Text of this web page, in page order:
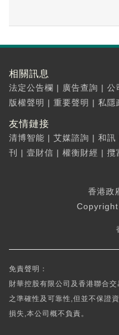
相關訊息
法定公告欄 | 廣告查詢 | 公
版權聲明 | 重要聲明 | 私隱
友情鏈接
清博智能 | 艾媒諮詢 | 和訊
刊
| 壹財信 | 權衡財經 | 攬
香港政
免責聲明：
財華控股有限公司及香港聯合
之準確性及可靠性,但並不保證
損失,本公司概不負責。